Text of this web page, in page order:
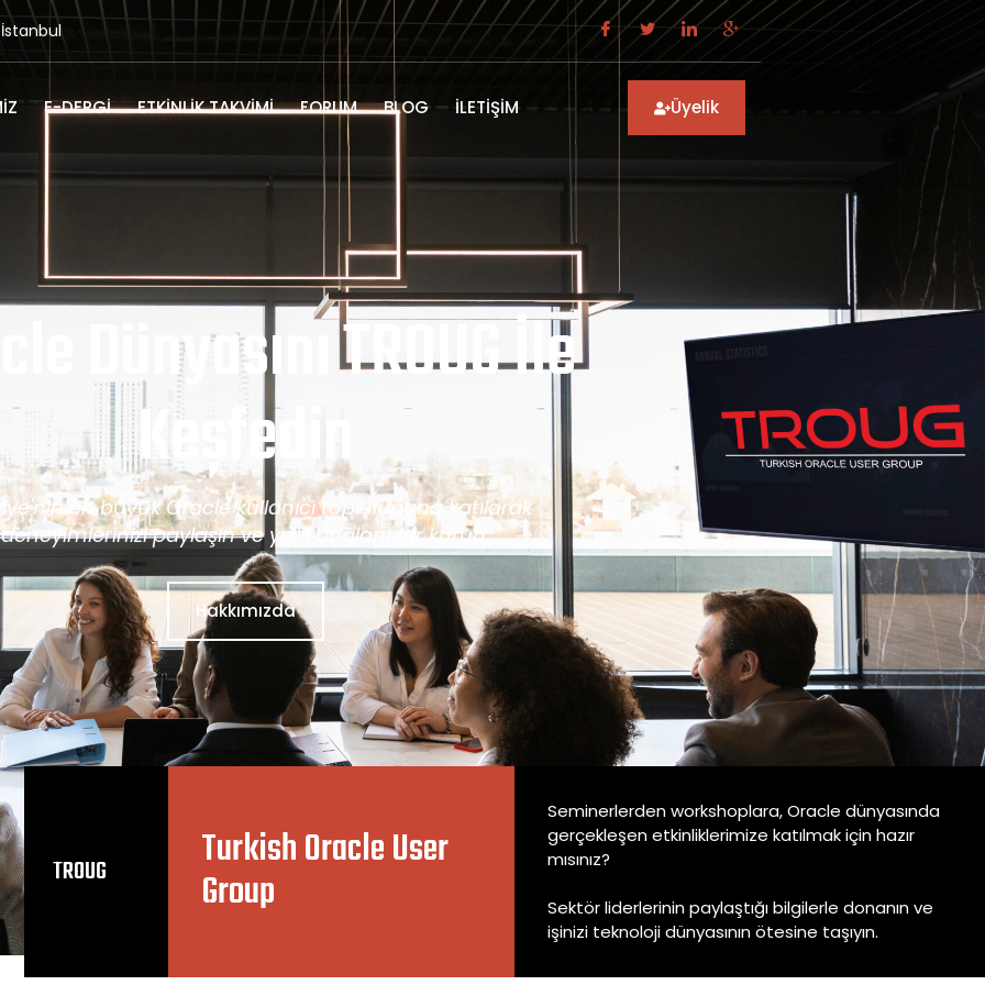
E-DERGI ETKINLIK TAKVIMI FORUM BLOG İLETIŞIM Üyelik
Dünyasını TROUG İle
Keşfedin
en büyük Oracle kullanıcı topluluğuna katılarak
deneyimlerinizi paylaşın ve yeni bağlantılar kurun.
Hakkımızda
TROUG Turkish Oracle User
Group
Seminerlerden workshoplara, Oracle dünyasında
gerçekleşen etkinliklerimize katılmak için hazır
mısınız?
Sektör liderlerinin paylaştığı bilgilerle donanın ve
işinizi teknoloji dünyasının ötesine taşıyın.